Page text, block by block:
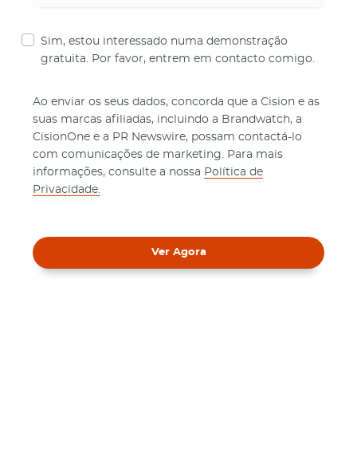
Sim, estou interessado numa demonstração
gratuita. Por favor, entrem em contacto comigo.
Ao enviar os seus dados, concorda que a Cision e as
suas marcas afiliadas, incluindo a Brandwatch, a
CisionOne e a PR Newswire, possam contactá-lo
com comunicações de marketing. Para mais
informações, consulte a nossa Política de
Privacidade.
Ver Agora